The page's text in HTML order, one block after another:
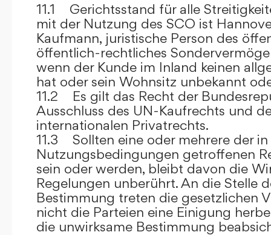
11.1 Gerichtsstand für alle
mit der Nutzung des SCO ist
Kaufmann, juristische Person des
öffentlich-rechtliches
wenn der Kunde im Inland keinen
hat oder sein Wohnsitz unbekannt
11.2 Es gilt das Recht der
Ausschluss des UN-Kaufrechts und
internationalen Privatrechts.
11.3 Sollten eine oder mehrere der in
Nutzungsbedingungen getroffenen
sein oder werden, bleibt davon die
Regelungen unberührt. An die Stelle
Bestimmung treten die gesetzlichen
nicht die Parteien eine Einigung
die unwirksame Bestimmung